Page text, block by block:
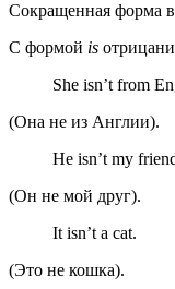
Сокращенная форма в
С формой is
She isn’t from
(Она не из Англии).
He isn’t my
(Он не мой друг).
It isn’t a cat.
(Это не кошка).